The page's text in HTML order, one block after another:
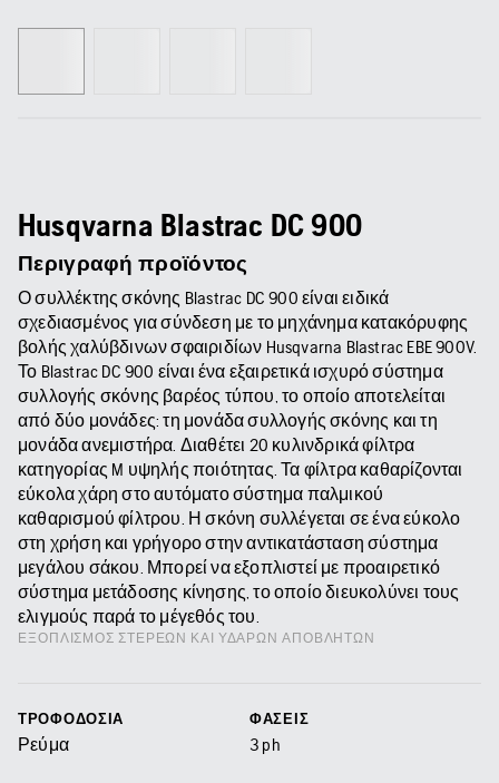
Husqvarna Blastrac DC 900
Περιγραφή προϊόντος
Ο συλλέκτης σκόνης Blastrac DC 900 είναι ειδικά
σχεδιασμένος για σύνδεση με το μηχάνημα κατακόρυφης
βολής χαλύβδινων σφαιριδίων Husqvarna Blastrac EBE 900V.
Το Blastrac DC 900 είναι ένα εξαιρετικά ισχυρό σύστημα
συλλογής σκόνης βαρέος τύπου, το οποίο αποτελείται
από δύο μονάδες: τη μονάδα συλλογής σκόνης και τη
μονάδα ανεμιστήρα. Διαθέτει 20 κυλινδρικά φίλτρα
κατηγορίας M υψηλής ποιότητας. Τα φίλτρα καθαρίζονται
εύκολα χάρη στο αυτόματο σύστημα παλμικού
καθαρισμού φίλτρου. Η σκόνη συλλέγεται σε ένα εύκολο
στη χρήση και γρήγορο στην αντικατάσταση σύστημα
μεγάλου σάκου. Μπορεί να εξοπλιστεί με προαιρετικό
σύστημα μετάδοσης κίνησης, το οποίο διευκολύνει τους
ελιγμούς παρά το μέγεθός του.
ΕΞΟΠΛΙΣΜΌΣ ΣΤΕΡΕΏΝ ΚΑΙ ΥΔΑΡΏΝ ΑΠΟΒΛΉΤΩΝ
ΤΡΟΦΟΔΟΣΊΑ
Ρεύμα
ΦΆΣΕΙΣ
3 ph